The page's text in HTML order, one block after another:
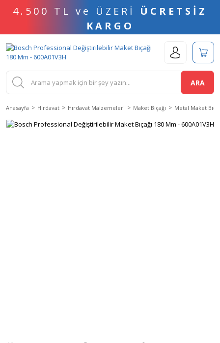
4.500 TL ve ÜZERİ ÜCRETSİZ
KARGO
ARA
Anasayfa Hırdavat Hırdavat Malzemeleri Maket Bıçağı Metal Maket